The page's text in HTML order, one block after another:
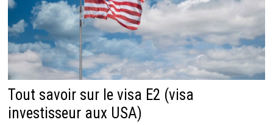
Tout savoir sur le visa E2 (visa
investisseur aux USA)